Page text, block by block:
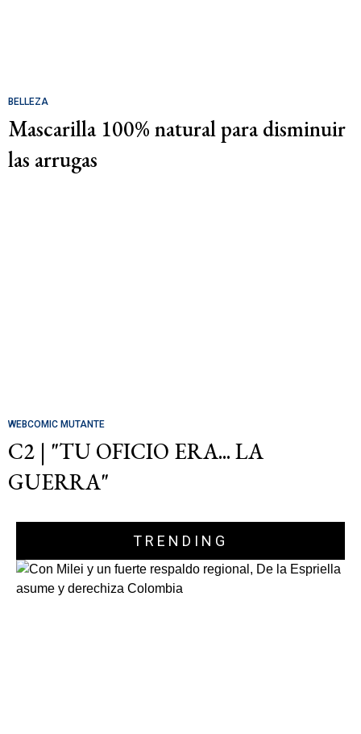
BELLEZA
Mascarilla 100% natural para disminuir
las arrugas
WEBCOMIC MUTANTE
C2 | "TU OFICIO ERA... LA
GUERRA"
TRENDING